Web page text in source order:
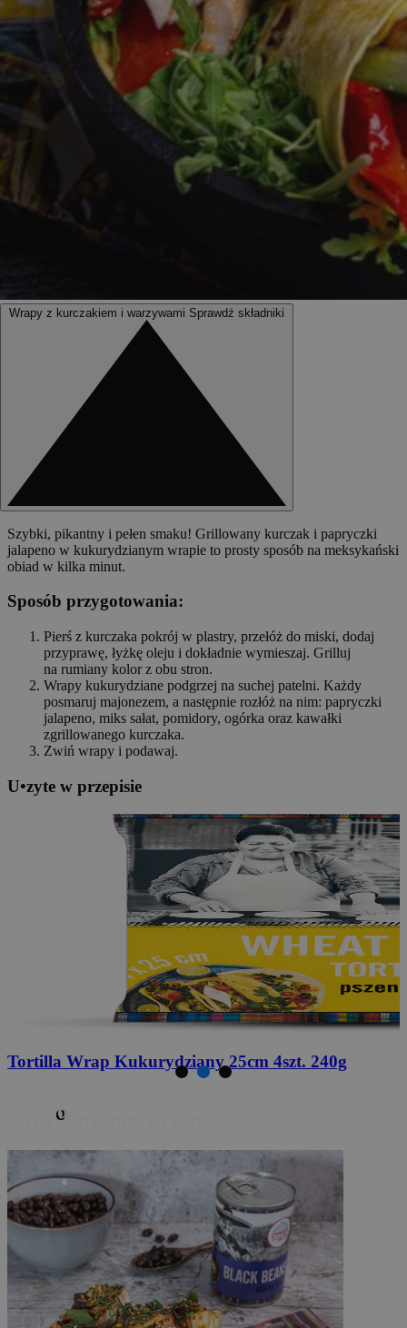
Wrapy z kurczakiem i warzywami Sprawdź składniki
Szybki, pikantny i pełen smaku! Grillowany kurczak i papryczki
jalapeno w kukurydzianym wrapie to prosty sposób na meksykański
obiad w kilka minut.
Sposób przygotowania:
Pierś z kurczaka pokrój w plastry, przełóż do miski, dodaj
przyprawę, łyżkę oleju i dokładnie wymieszaj. Grilluj
na rumiany kolor z obu stron.
Wrapy kukurydziane podgrzej na suchej patelni. Każdy
posmaruj majonezem, a następnie rozłóż na nim: papryczki
jalapeno, miks sałat, pomidory, ogórka oraz kawałki
zgrillowanego kurczaka.
Zwiń wrapy i podawaj.
U•zyte w przepisie
Przyprawa do fajita 20g
o